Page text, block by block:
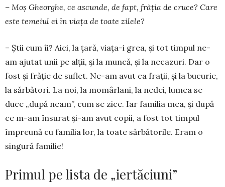
– Moș Gheorghe, ce ascunde, de fapt, frăția de cruce? Care
este temeiul ei în viața de toate zilele?
– Știi cum îi? Aici, la țară, viața-i grea, și tot timpul ne-
am ajutat unii pe alții, și la muncă, și la necazuri. Dar o
fost și frăție de suflet. Ne-am avut ca frații, și la bucurie,
la sărbători. La noi, la mo­mâr­lani, la nedei, lumea se
duce „după neam”, cum se zice. Iar familia mea, și după
ce m-am însurat și-am avut copii, a fost tot timpul
împreună cu fa­milia lor, la toate sărbătorile. Eram o
singură fa­milie!
Primul pe lista de „iertăciuni”